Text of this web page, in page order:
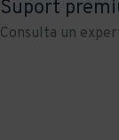
Suport
Consulta un